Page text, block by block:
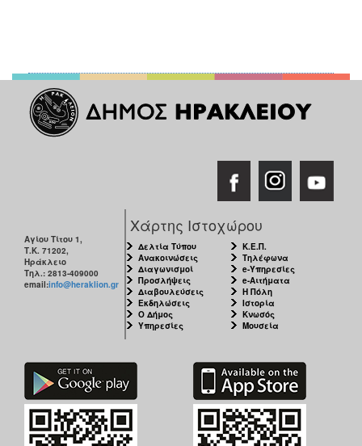
Αγίου Τίτου 1,
Τ.Κ. 71202,
Ηράκλειο
Τηλ.: 2813-409000
email:info@heraklion.gr
Χάρτης Ιστοχώρου
Δελτία Τύπου
Ανακοινώσεις
Διαγωνισμοί
Προσλήψεις
Διαβουλεύσεις
Εκδηλώσεις
Ο Δήμος
Υπηρεσίες
Κ.Ε.Π.
Τηλέφωνα
e-Υπηρεσίες
e-Αιτήματα
Η Πόλη
Ιστορία
Κνωσός
Μουσεία